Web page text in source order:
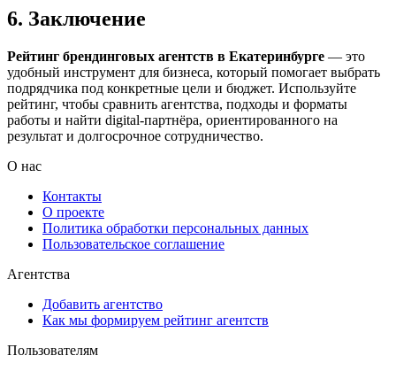
6. Заключение
Рейтинг брендинговых агентств в Екатеринбурге — это
удобный инструмент для бизнеса, который помогает выбрать
подрядчика под конкретные цели и бюджет. Используйте
рейтинг, чтобы сравнить агентства, подходы и форматы
работы и найти digital-партнёра, ориентированного на
результат и долгосрочное сотрудничество.
О нас
Контакты
О проекте
Политика обработки персональных данных
Пользовательское соглашение
Агентства
Добавить агентство
Как мы формируем рейтинг агентств
Пользователям